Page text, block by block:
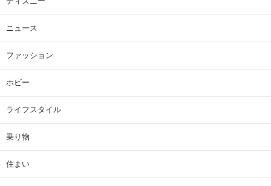
ニュース
ファッション
ホビー
ライフスタイル
乗り物
住まい